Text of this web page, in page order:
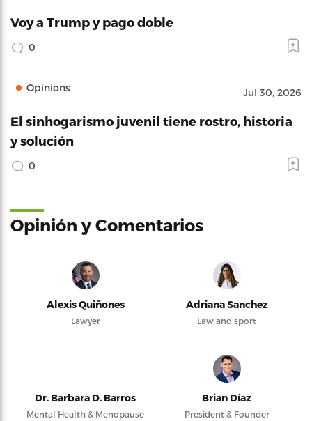
Voy a Trump y pago doble
0
Opinions Jul 30, 2026
El sinhogarismo juvenil tiene rostro, historia
y solución
0
Opinión y Comentarios
Alexis Quiñones
Lawyer
Adriana Sanchez
Law and sport
Dr. Barbara D. Barros
Mental Health & Menopause
Brian Díaz
President & Founder